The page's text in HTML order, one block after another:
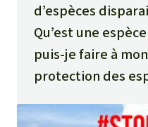
d’espèces
Qu’est une
puis-je faire à
protection des